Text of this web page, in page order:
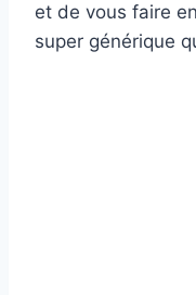
et de vous faire
super générique